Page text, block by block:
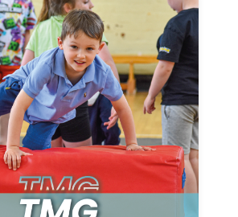
pam mai Gemau Sir
antur hanner tymor eithaf i
blant 5-11 oed
DARGANFOD MWY